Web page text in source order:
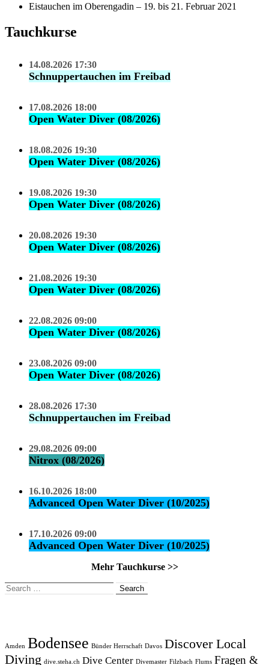
Eistauchen im Oberengadin – 19. bis 21. Februar 2021
Tauchkurse
14.08.2026 17:30
Schnuppertauchen im Freibad
17.08.2026 18:00
Open Water Diver (08/2026)
18.08.2026 19:30
Open Water Diver (08/2026)
19.08.2026 19:30
Open Water Diver (08/2026)
20.08.2026 19:30
Open Water Diver (08/2026)
21.08.2026 19:30
Open Water Diver (08/2026)
22.08.2026 09:00
Open Water Diver (08/2026)
23.08.2026 09:00
Open Water Diver (08/2026)
28.08.2026 17:30
Schnuppertauchen im Freibad
29.08.2026 09:00
Nitrox (08/2026)
16.10.2026 18:00
Advanced Open Water Diver (10/2025)
17.10.2026 09:00
Advanced Open Water Diver (10/2025)
Mehr Tauchkurse >>
Search
Amden Bodensee Bünder Herrschaft Davos Discover Local
Diving dive.steha.ch Dive Center Divemaster Filzbach Flums Fragen &